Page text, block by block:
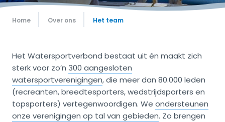
Home Over ons Het team
Het Watersportverbond bestaat uit én maakt zich
sterk voor zo’n 300 aangesloten
watersportverenigingen, die meer dan 80.000 leden
(recreanten, breedtesporters, wedstrijdsporters en
topsporters) vertegenwoordigen. We ondersteunen
onze verenigingen op tal van gebieden. Zo brengen